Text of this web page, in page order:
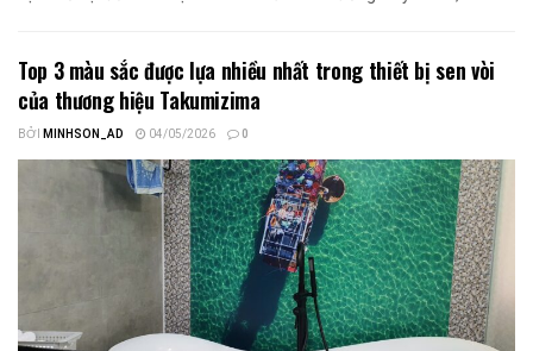
Top 3 màu sắc được lựa nhiều nhất trong thiết bị sen vòi
của thương hiệu Takumizima
BỞI MINHSON_AD 04/05/2026 0